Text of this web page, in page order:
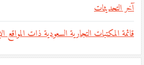
آخر التحديثات
قائمة المكتبات التجارية السعودية ذات المواقع